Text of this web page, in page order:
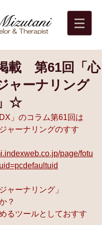
載 第61回「心
ャーナリング
☆
」のコラム第61回は
ャーナリングのすす
page/fotu
ャーナリング」
？
るツールとしておすす